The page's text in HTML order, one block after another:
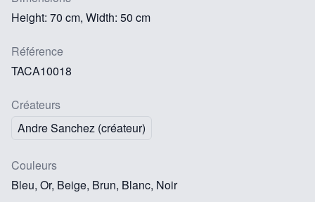
Height: 70 cm, Width: 50 cm
Référence
TACA10018
Créateurs
Andre Sanchez (créateur)
Couleurs
Bleu, Or, Beige, Brun, Blanc, Noir